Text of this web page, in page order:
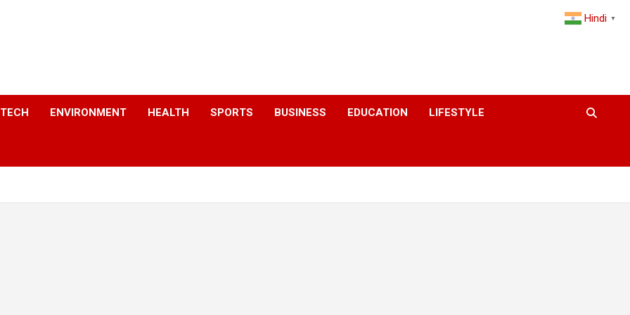
TECH ENVIRONMENT HEALTH SPORTS BUSINESS EDUCATION LIFESTYLE
Hindi ▼